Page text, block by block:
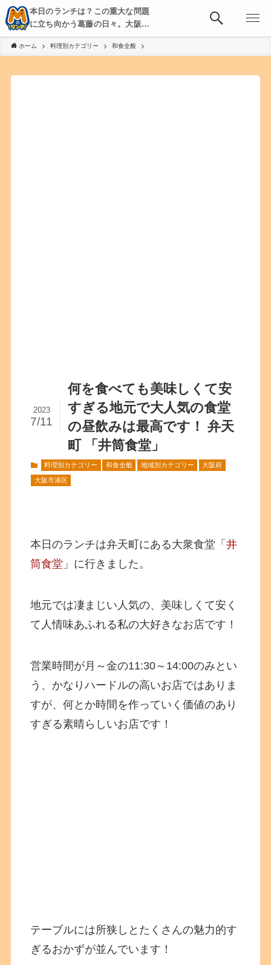
本日のランチは？この重大な問題
に立ち向かう葛藤の日々。大阪・
京都・神戸を中心とした食べ歩
き、飲み歩きを綴る。
ホーム 料理別カテゴリー 和食全般
何を食べても美味しくて安
すぎる地元で大人気の食堂
の昼飲みは最高です！ 弁天
町 「井筒食堂」
2023
7/11
料理別カテゴリー 和食全般 地域別カテゴリー 大阪府
大阪市港区
本日のランチは弁天町にある大衆食堂「井
筒食堂 」に行きました。
地元では凄まじい人気の、美味しくて安く
て人情味あふれる私の大好きなお店です！
営業時間が月～金の11:30～14:00のみとい
う、かなりハードルの高いお店ではありま
すが、何とか時間を作っていく価値のあり
すぎる素晴らしいお店です！
テーブルには所狭しとたくさんの魅力的す
ぎるおかずが並んでいます！